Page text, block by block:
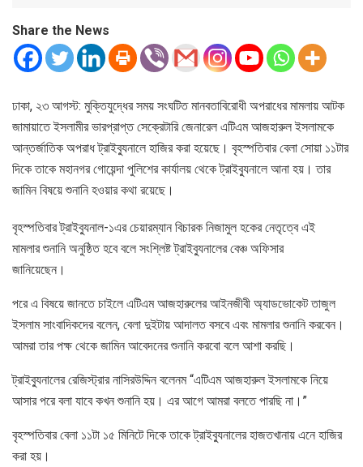
Share the News
ঢাকা, ২৩ আগস্ট: মুক্তিযুদ্ধের সময় সংঘটিত মানবতাবিরোধী অপরাধের মামলায় আটক
জামায়াতে ইসলামীর ভারপ্রাপ্ত সেক্রেটারি জেনারেল এটিএম আজহারুল ইসলামকে
আন্তর্জাতিক অপরাধ ট্রাইব্যুনালে হাজির করা হয়েছে। বৃহস্পতিবার বেলা সোয়া ১১টার
দিকে তাকে মহানগর গোয়েন্দা পুলিশের কার্যালয় থেকে ট্রাইব্যুনালে আনা হয়। তার
জামিন বিষয়ে শুনানি হওয়ার কথা রয়েছে।
বৃহস্পতিবার ট্রাইব্যুনাল-১এর চেয়ারম্যান বিচারক নিজামুল হকের নেতৃত্বে এই
মামলার শুনানি অনুষ্ঠিত হবে বলে সংশ্লিষ্ট ট্রাইব্যুনালের বেঞ্চ অফিসার
জানিয়েছেন।
পরে এ বিষয়ে জানতে চাইলে এটিএম আজহারুলের আইনজীবী অ্যাডভোকেট তাজুল
ইসলাম সাংবাদিকদের বলেন, বেলা দুইটায় আদালত বসবে এবং মামলার শুনানি করবেন।
আমরা তার পক্ষ থেকে জামিন আবেদনের শুনানি করবো বলে আশা করছি।
ট্রাইব্যুনালের রেজিস্ট্রার নাসিরউদ্দিন বলেনম “এটিএম আজহারুল ইসলামকে নিয়ে
আসার পরে বলা যাবে কখন শুনানি হয়। এর আগে আমরা বলতে পারছি না।”
বৃহস্পতিবার বেলা ১১টা ১৫ মিনিটে দিকে তাকে ট্রাইব্যুনালের হাজতখানায় এনে হাজির
করা হয়।